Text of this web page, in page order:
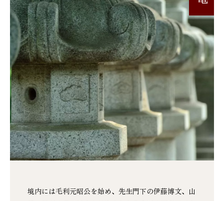
境内には毛利元昭公を始め、先生門下の伊藤博文、山